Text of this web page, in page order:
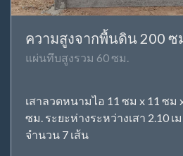
ความสูงจากพื้นดิน 200 ซ
แผ่นทึบสูงรวม 60 ซม.
เสาลวดหนามไอ 11 ซม x 11 ซม
ซม. ระยะห่างระหว่างเสา 2.10
จำนวน 7 เส้น